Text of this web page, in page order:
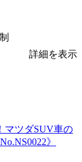
詳細を表示